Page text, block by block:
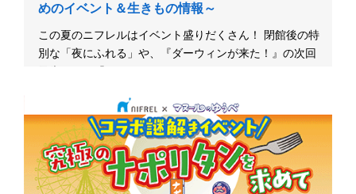
めのイベント＆生きもの情報～
この夏のニフレルはイベント盛りだくさん！ 閉館後の特
別な「夜にふれる」や、『ダーウィンが来た！』の次回